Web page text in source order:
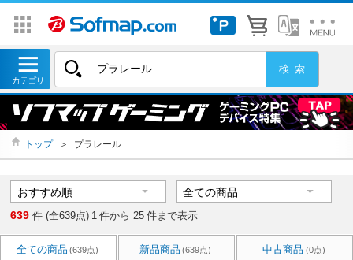
トップ ＞ プラレール
639 件 (全639点) 1 件から 25 件まで表示
全ての商品 (639点) 新品商品 (639点) 中古商品 (0点)